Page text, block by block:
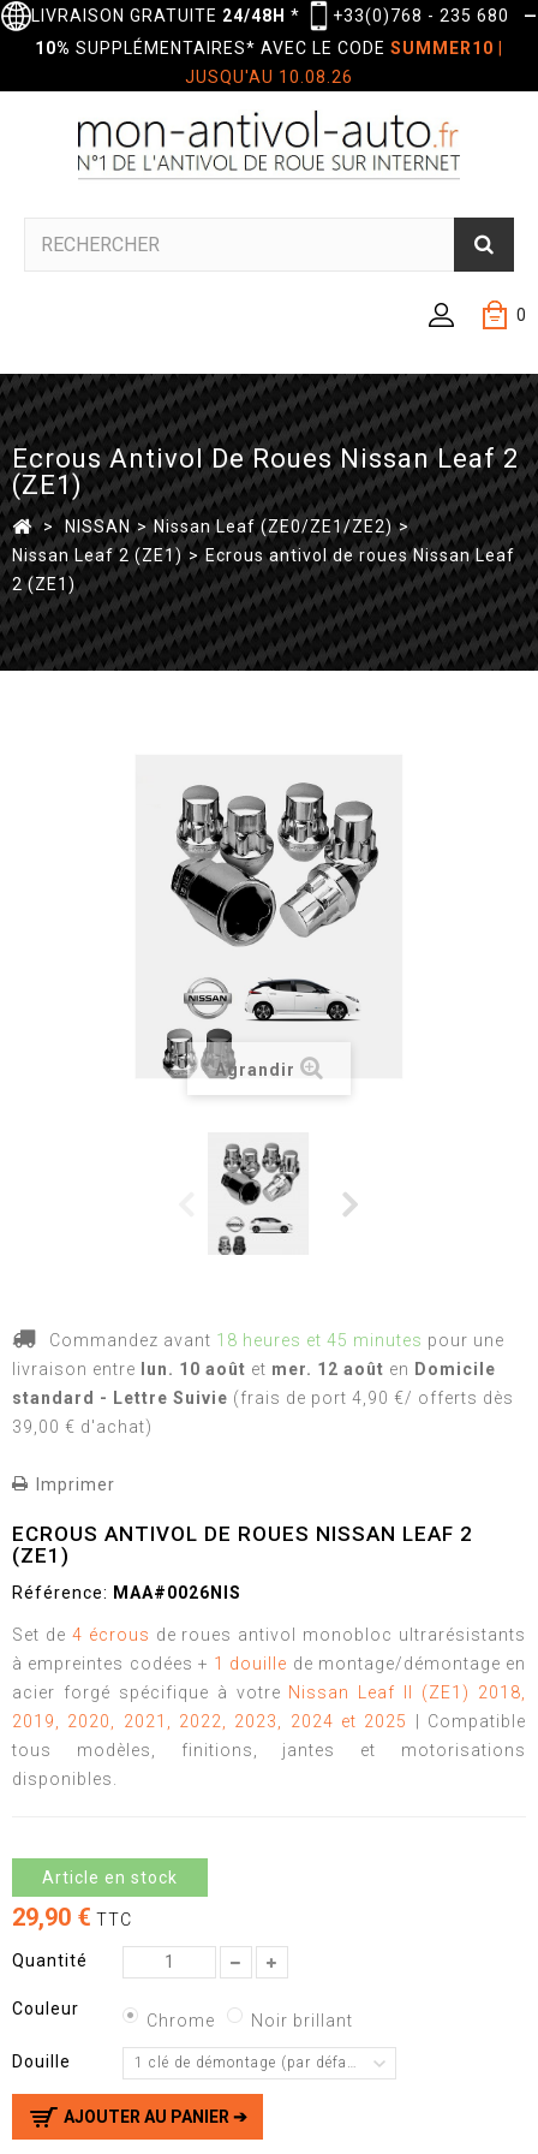
LIVRAISON GRATUITE 24/48H * +33(0)768 - 235 680
—
10% SUPPLÉMENTAIRES* AVEC LE CODE SUMMER10
JUSQU'AU 10.08.26
0
Ecrous Antivol De Roues Nissan Leaf 2
(ZE1)
> NISSAN > Nissan Leaf (ZE0/ZE1/ZE2) >
Nissan Leaf 2 (ZE1) > Ecrous antivol de roues Nissan Leaf
2 (ZE1)
Agrandir
Commandez avant 18 heures et 45 minutes pour une
livraison entre lun. 10 août et mer. 12 août en Domicile
standard - Lettre Suivie (frais de port 4,90 €/ offerts dès
39,00 € d'achat)
Imprimer
ECROUS ANTIVOL DE ROUES NISSAN LEAF 2
(ZE1)
Référence: MAA#0026NIS
Set de 4 écrous de roues antivol monobloc ultrarésistants
à empreintes codées + 1 douille de montage/démontage en
acier forgé spécifique à votre Nissan Leaf II (ZE1) 2018,
2019, 2020, 2021, 2022, 2023, 2024 et 2025
| Compatible
tous modèles, finitions, jantes et motorisations
disponibles.
Article en stock
29,90 € TTC
Quantité
Couleur
Chrome Noir brillant
Douille 1 clé de démontage (par défaut)
AJOUTER AU PANIER ➔